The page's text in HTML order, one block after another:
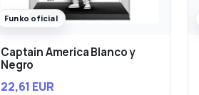
Funko oficial
Captain America Blanco y
Negro
22,61 EUR